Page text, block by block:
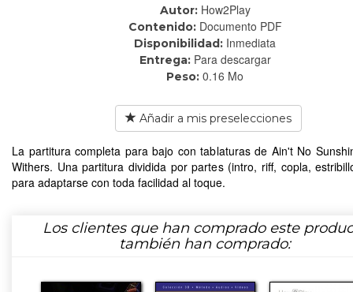
Autor: How2Play
Contenido: Documento PDF
Disponibilidad: Inmediata
Entrega: Para descargar
Peso: 0.16 Mo
Añadir a mis preselecciones
La partitura completa para bajo con tablaturas de Ain't No
Withers. Una partitura dividida por partes (intro, riff, copla,
para adaptarse con toda facilidad al toque.
Los clientes que han comprado este
también han comprado: